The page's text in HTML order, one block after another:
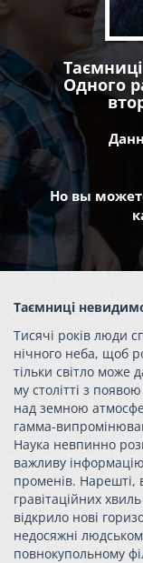
Одного
Но вы
Таємниці
Тисячі років люди
нічного неба, щоб
тільки світло може
му столітті з
над земною
гамма-
Наука невпинно
важливу
променів. Нарешті,
гравітаційних
відкрило нові
недосяжні
повнокупольному